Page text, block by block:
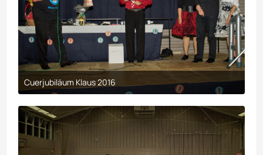
Cuerjubiläum Klaus 2016
9. April 2017 um 00:29